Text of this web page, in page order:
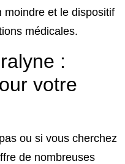
moindre et le dispositif
médicales.
:
votre
ou si vous cherchez
de nombreuses